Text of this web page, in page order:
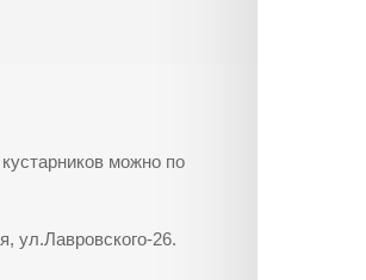
можно по
ул.Лавровского-26.